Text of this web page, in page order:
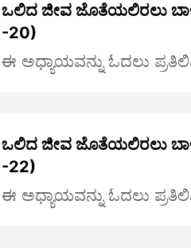
ಒಲಿದ ಜೀವ ಜೊತೆಯಲಿರಲು
-20)
ಈ ಅಧ್ಯಾಯವನ್ನು ಓದಲು
ಒಲಿದ ಜೀವ ಜೊತೆಯಲಿರಲು
-22)
ಈ ಅಧ್ಯಾಯವನ್ನು ಓದಲು